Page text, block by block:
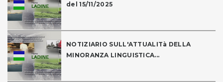
del 15/11/2025
NOTIZIARIO SULL'ATTUALITà DELLA
MINORANZA LINGUISTICA...